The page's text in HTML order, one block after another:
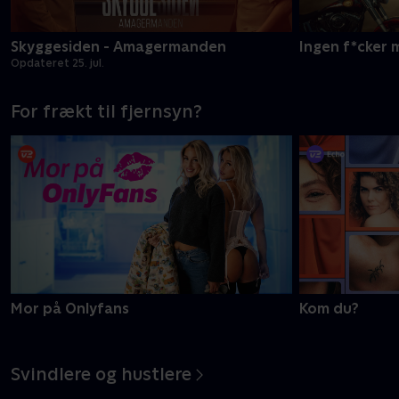
Skyggesiden - Amagermanden
Opdateret 25. jul.
Ingen f*cker
For frækt til fjernsyn?
Mor på Onlyfans Kom du?
Svindlere og hustlere